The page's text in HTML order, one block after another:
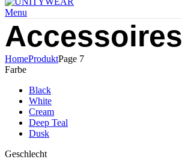
Menu
Accessoires
HomeProduktPage 7
Farbe
Black
White
Cream
Deep Teal
Dusk
Geschlecht